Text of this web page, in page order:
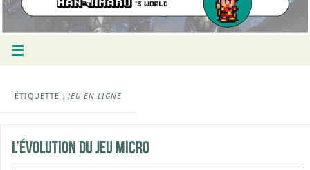
ÉTIQUETTE : JEU EN LIGNE
L’évolution du jeu micro